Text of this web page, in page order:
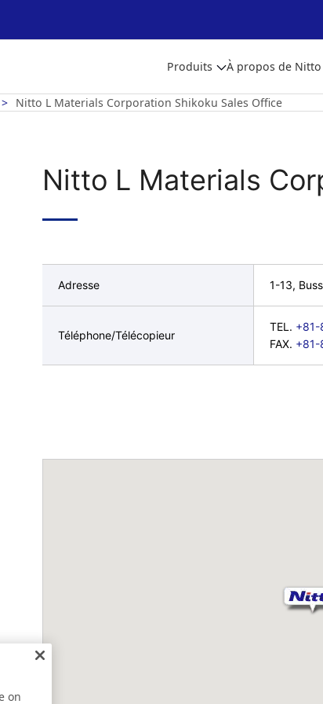
Produits À propos de Nitto
Nitto L Materials Corporation Shikoku Sales Office
Nitto L Materials
Adresse 1-13,
Téléphone/Télécopieur
TEL.
FAX.
on